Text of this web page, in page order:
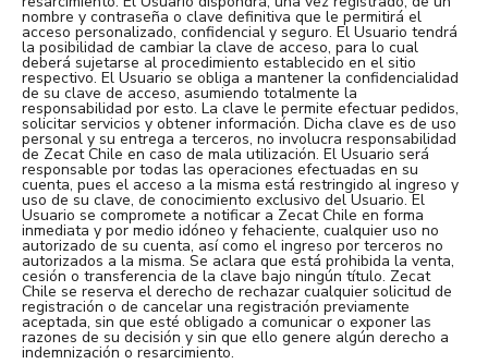
nombre y contraseña o clave definitiva que le permitirá el
acceso personalizado, confidencial y seguro. El Usuario tendrá
la posibilidad de cambiar la clave de acceso, para lo cual
deberá sujetarse al procedimiento establecido en el sitio
respectivo. El Usuario se obliga a mantener la confidencialidad
de su clave de acceso, asumiendo totalmente la
responsabilidad por esto. La clave le permite efectuar pedidos,
solicitar servicios y obtener información. Dicha clave es de uso
personal y su entrega a terceros, no involucra responsabilidad
de Zecat Chile en caso de mala utilización. El Usuario será
responsable por todas las operaciones efectuadas en su
cuenta, pues el acceso a la misma está restringido al ingreso y
uso de su clave, de conocimiento exclusivo del Usuario. El
Usuario se compromete a notificar a Zecat Chile en forma
inmediata y por medio idóneo y fehaciente, cualquier uso no
autorizado de su cuenta, así como el ingreso por terceros no
autorizados a la misma. Se aclara que está prohibida la venta,
cesión o transferencia de la clave bajo ningún título. Zecat
Chile se reserva el derecho de rechazar cualquier solicitud de
registración o de cancelar una registración previamente
aceptada, sin que esté obligado a comunicar o exponer las
razones de su decisión y sin que ello genere algún derecho a
indemnización o resarcimiento.